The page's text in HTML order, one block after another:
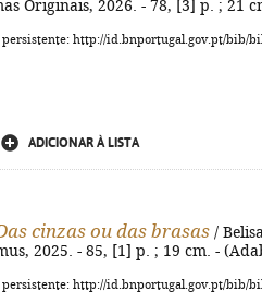
Originais, 2026. - 78, [3] p. ; 21
http://id.bnportugal.gov.pt/bib/
ADICIONAR À LISTA
cinzas ou das brasas /
2025. - 85, [1] p. ; 19 cm. -
http://id.bnportugal.gov.pt/bib/